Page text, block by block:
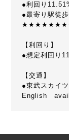
●利回り
●最寄り駅徒歩
【利回り】
●想定利回り
【交通】
●東武スカイ
English